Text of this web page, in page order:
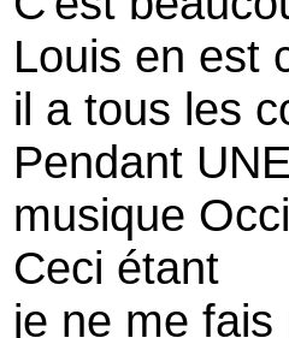
Louis en est
il a tous les
Pendant
musique
Ceci étant
je ne me